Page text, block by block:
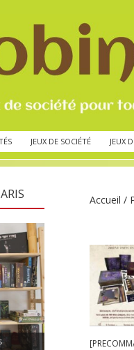
JEUX DE SOCIÉTÉ JEUX
Accueil /